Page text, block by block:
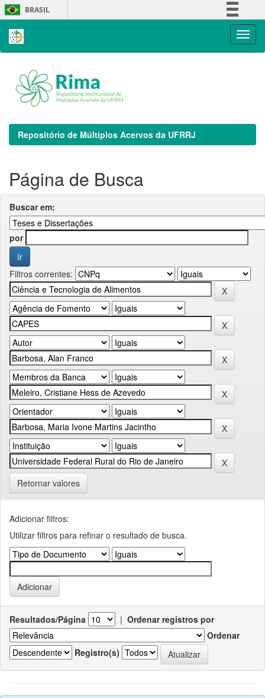
Skip
navigation
BRASIL
Repositório de Múltiplos Acervos da UFRRJ
Página de Busca
Buscar em:
por
Filtros correntes:
Retornar valores
Adicionar filtros:
Utilizar filtros para refinar o resultado de busca.
Resultados/Página | Ordenar registros por
Ordenar
Registro(s)